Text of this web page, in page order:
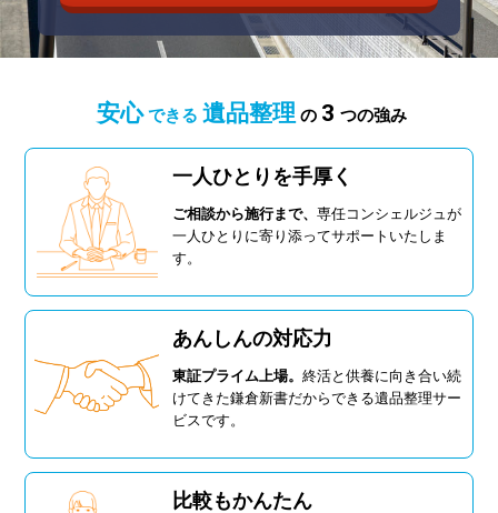
安心 できる 遺品整理 の 3 つの強み
一人ひとりを手厚く
ご相談から施行まで、専任コンシェルジュが
一人ひとりに寄り添ってサポートいたしま
す。
あんしんの対応力
東証プライム上場。終活と供養に向き合い続
けてきた鎌倉新書だからできる遺品整理サー
ビスです。
比較もかんたん